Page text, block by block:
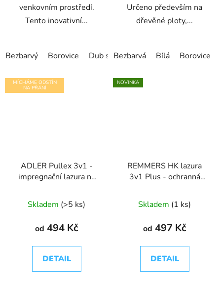
venkovním prostředí.
Tento inovativní...
Bezbarvý Borovice Dub světlý Mahagon Ořech
Určeno především na
dřevěné ploty,...
Bezbarvá Bílá Borovice
MÍCHÁME ODSTÍN
NA PŘÁNÍ
ADLER Pullex 3v1 -
impregnační lazura na
Skladem (>5 ks)
od 494 Kč
DETAIL
NOVINKA
REMMERS HK lazura
3v1 Plus - ochranná
exteriér
Skladem (1 ks)
od 497 Kč
DETAIL